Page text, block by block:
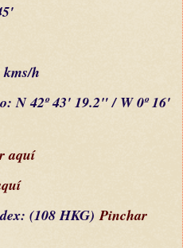
h
N 42º 43' 19.2" / W 0º 16'
aquí
: (108 HKG)Pinchar